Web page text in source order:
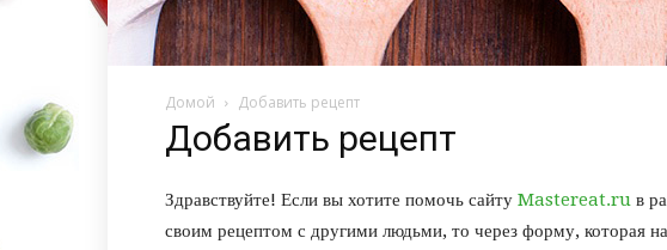
Домой Добавить рецепт
Добавить рецепт
Здравствуйте! Если вы хотите помочь сайту Mastereat.ru в
своим рецептом с другими людьми, то через форму, которая